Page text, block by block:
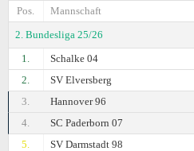
Pos.
Mannschaft
2. Bundesliga 25/26
1.
Schalke 04
2.
SV Elversberg
3.
Hannover 96
4.
SC Paderborn 07
5.
SV Darmstadt 98